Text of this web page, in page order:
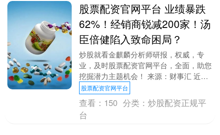
股票配资官网平台 业绩暴跌
62%！经销商锐减200家！汤
臣倍健陷入致命困局？
炒股就看金麒麟分析师研报，权威，专
业，及时股票配资官网平台，全面，助您
挖掘潜力主题机会！ 来源：财事汇 近
日，保健品行业龙头企业汤臣倍健
（300146.SZ）再....
股票配资官网平台
查看： 150 分类：炒股配资正规平
台